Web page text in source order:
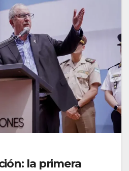
la primera